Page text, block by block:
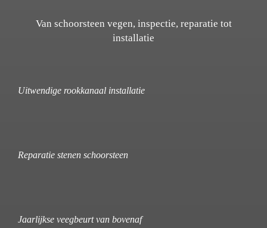
Van schoorsteen vegen, inspectie, reparatie tot
installatie
Uitwendige rookkanaal installatie
Reparatie stenen schoorsteen
Jaarlijkse veegbeurt van bovenaf